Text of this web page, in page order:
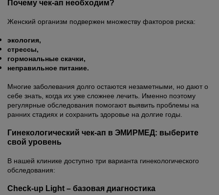
Почему чек-ап необходим?
Женский организм подвержен множеству факторов риска:
экология,
стрессы,
гормональные скачки,
неправильное питание.
Многие заболевания долго остаются незаметными, но дают о
себе знать, когда их уже сложнее лечить. Именно поэтому
регулярные обследования помогают выявить проблемы на
ранних стадиях и сохранить здоровье на долгие годы.
Гинекологический чек-ап в ЭМИРМЕД: выберите
свой уровень
В нашей клинике доступно три варианта гинекологического
обследования:
Check-up Light – базовая диагностика